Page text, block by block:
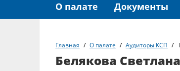
О палате Документы
Главная О палате Аудиторы КСП
Белякова